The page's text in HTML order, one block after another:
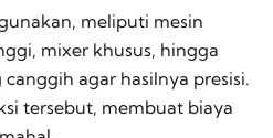
meliputi mesin
mixer khusus, hingga
agar hasilnya presisi.
tersebut, membuat biaya